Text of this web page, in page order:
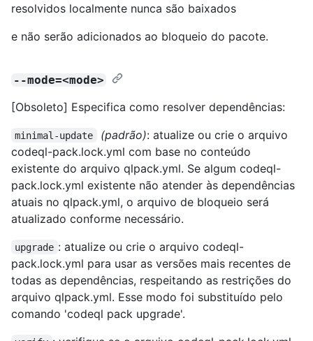
resolvidos localmente nunca são baixados
e não serão adicionados ao bloqueio do pacote.
--mode=<mode>
[Obsoleto] Especifica como resolver dependências:
minimal-update (padrão): atualize ou crie o arquivo
codeql-pack.lock.yml com base no conteúdo
existente do arquivo qlpack.yml. Se algum codeql-
pack.lock.yml existente não atender às dependências
atuais no qlpack.yml, o arquivo de bloqueio será
atualizado conforme necessário.
upgrade : atualize ou crie o arquivo codeql-
pack.lock.yml para usar as versões mais recentes de
todas as dependências, respeitando as restrições do
arquivo qlpack.yml. Esse modo foi substituído pelo
comando 'codeql pack upgrade'.